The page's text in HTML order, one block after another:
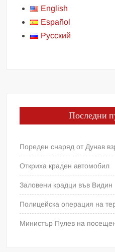
English
Español
Русский
Последни
Пореден снаряд от Дунав
Откриха краден автомобил
Заловени крадци във Видин
Полицейска операция на
Министър Пулев на